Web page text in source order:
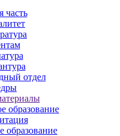
часть
отдел
образование
образование